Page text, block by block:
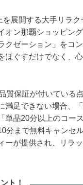
展開する大手リラク
オン那覇ショッピング
クゼーション」をコ
ほぐすだけでなく、
質保証が付いている
満足できない場合、
単品20分以上のコー
分まで無料キャンセ
ーが提供され、リラ
ト！